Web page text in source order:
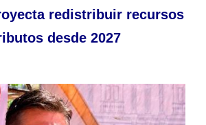
redistribuir recursos
desde 2027